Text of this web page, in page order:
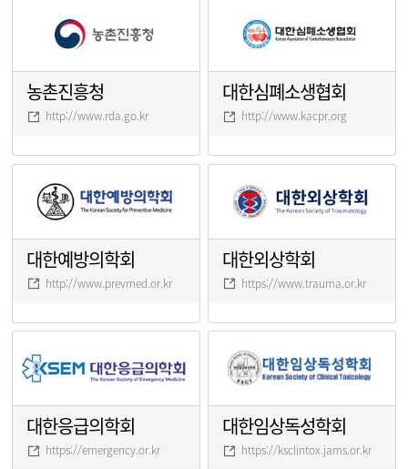
농촌진흥청
http://www.rda.go.kr
대한심폐소생협회
http://www.kacpr.org
대한예방의학회
http://www.prevmed.or.kr
대한외상학회
https://www.trauma.or.kr
대한응급의학회
https://emergency.or.kr
대한임상독성학회
https://ksclintox.jams.or.kr